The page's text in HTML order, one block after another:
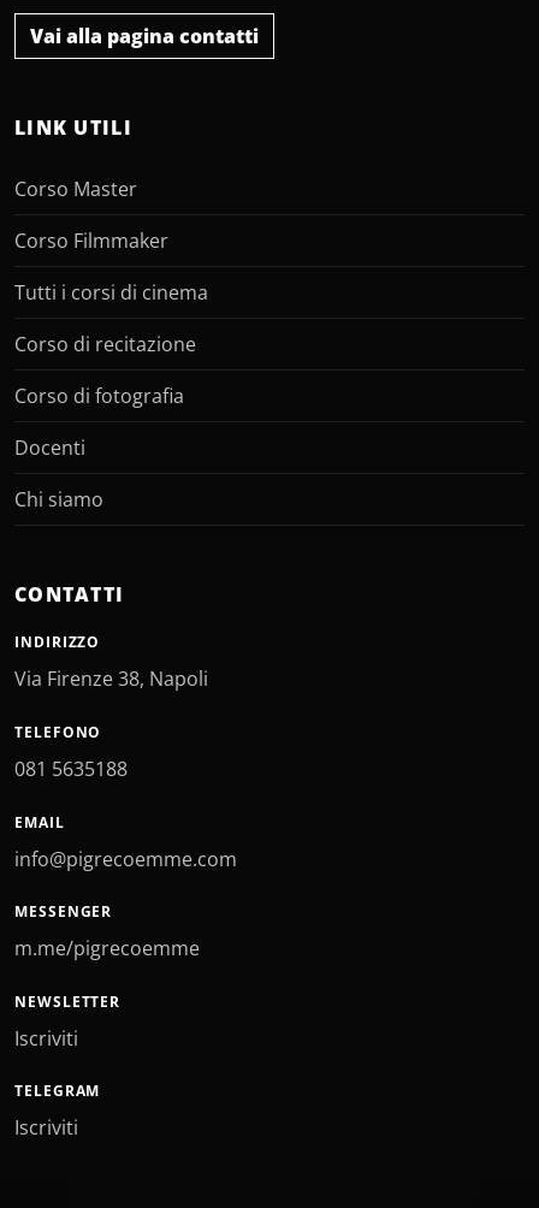
Vai alla pagina contatti
LINK UTILI
Corso Master
Corso Filmmaker
Tutti i corsi di cinema
Corso di recitazione
Corso di fotografia
Docenti
Chi siamo
CONTATTI
INDIRIZZO
Via Firenze 38, Napoli
TELEFONO
081 5635188
EMAIL
info@pigrecoemme.com
MESSENGER
m.me/pigrecoemme
NEWSLETTER
Iscriviti
TELEGRAM
Iscriviti